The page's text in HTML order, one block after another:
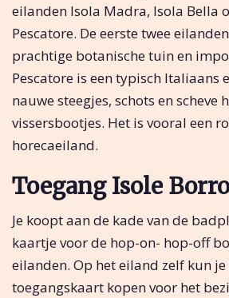
eilanden Isola Madra, Isola Bella
Pescatore. De eerste twee
prachtige botanische tuin en
Pescatore is een typisch Italiaans
nauwe steegjes, schots en scheve
vissersbootjes. Het is vooral een
horecaeiland.
Toegang Isole
Je koopt aan de kade van de
kaartje voor de hop-on- hop-off
eilanden. Op het eiland zelf kun je
toegangskaart kopen voor het